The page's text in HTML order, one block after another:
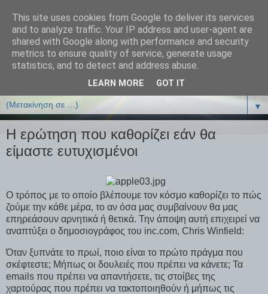
ΒΙΟΛΟΓΙΑonline.gr
Online Μαθήματα Βιολογίας
▼
Η ερώτηση που καθορίζει εάν θα
είμαστε ευτυχισμένοι
Ο τρόπος με το οποίο βλέπουμε τον κόσμο καθορίζει το πώς
ζούμε την κάθε μέρα, το αν όσα μας συμβαίνουν θα μας
επηρεάσουν αρνητικά ή θετικά. Την άποψη αυτή επιχειρεί να
αναπτύξει ο δημοσιογράφος του inc.com, Chris Winfield:
Όταν ξυπνάτε το πρωί, ποιο είναι το πρώτο πράγμα που
σκέφτεστε; Μήπως οι δουλειές που πρέπει να κάνετε; Τα
emails που πρέπει να απαντήσετε, τις στοίβες της
χαρτούρας που πρέπει να τακτοποιηθούν ή μήπως τις
This site uses cookies from Google to deliver its services
and to analyze traffic. Your IP address and user-agent are
shared with Google along with performance and security
metrics to ensure quality of service, generate usage
statistics, and to detect and address abuse.
LEARN MORE GOT IT